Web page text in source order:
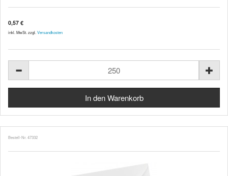
0,57 €
inkl. MwSt. zzgl. Versandkosten
Bestell-Nr. 47332